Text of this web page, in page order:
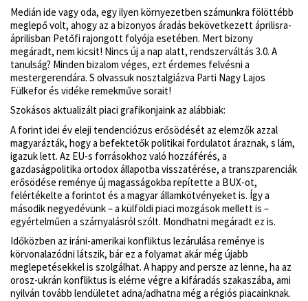
Medián ide vagy oda, egy ilyen környezetben számunkra fölöttébb
meglepő volt, ahogy az a bizonyos áradás bekövetkezett áprilisra-
áprilisban Petőfi rajongott folyója esetében. Mert bizony
megáradt, nem kicsit! Nincs új a nap alatt, rendszerváltás 3.0. A
tanulság? Minden bizalom véges, ezt érdemes felvésni a
mestergerendára. S olvassuk nosztalgiázva Parti Nagy Lajos
Fülkefor és vidéke remekműve sorait!
Szokásos aktualizált piaci grafikonjaink az alábbiak:
A forint idei év eleji tendenciózus erősödését az elemzők azzal
magyarázták, hogy a befektetők politikai fordulatot áraznak, s lám,
igazuk lett. Az EU-s forrásokhoz való hozzáférés, a
gazdaságpolitika ortodox állapotba visszatérése, a transzparenciák
erősödése reménye új magasságokba repítette a BUX-ot,
felértékelte a forintot és a magyar államkötvényeket is. Így a
második negyedévünk – a külföldi piaci mozgások mellett is –
egyértelműen a szárnyalásról szólt. Mondhatni megáradt ez is.
Időközben az iráni-amerikai konfliktus lezárulása reménye is
körvonalazódni látszik, bár ez a folyamat akár még újabb
meglepetésekkel is szolgálhat. A happy and persze az lenne, ha az
orosz-ukrán konfliktus is elérne végre a kifáradás szakaszába, ami
nyilván tovább lendületet adna/adhatna még a régiós piacainknak.